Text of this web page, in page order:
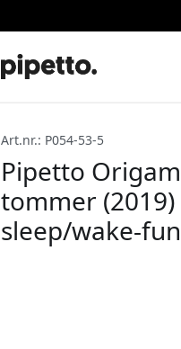
Art.nr.: P054-53-5
Pipetto
tommer
sleep/wake-